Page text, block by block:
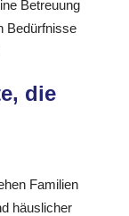
Betreuung
Bedürfnisse
die
Familien
häuslicher